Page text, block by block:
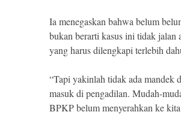
Ia menegaskan bahwa belum
bukan berarti kasus ini tidak jalan
yang harus dilengkapi terlebih
“Tapi yakinlah tidak ada mandek
masuk di pengadilan. Mudah-
BPKP belum menyerahkan ke